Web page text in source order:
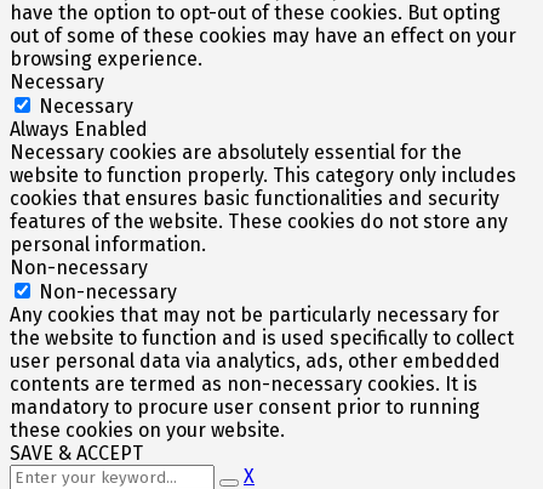
have the option to opt-out of these cookies. But opting
out of some of these cookies may have an effect on your
browsing experience.
Necessary
Necessary
Always Enabled
Necessary cookies are absolutely essential for the
website to function properly. This category only includes
cookies that ensures basic functionalities and security
features of the website. These cookies do not store any
personal information.
Non-necessary
Non-necessary
Any cookies that may not be particularly necessary for
the website to function and is used specifically to collect
user personal data via analytics, ads, other embedded
contents are termed as non-necessary cookies. It is
mandatory to procure user consent prior to running
these cookies on your website.
SAVE & ACCEPT
X